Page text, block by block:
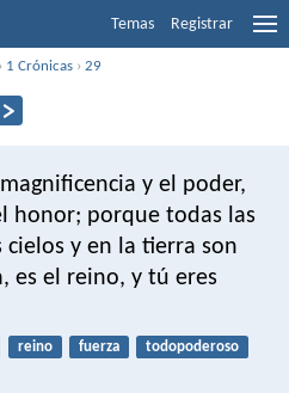
Temas Registrar
› 1 Crónicas ›29
y el poder,
honor; porque todas las
cielos y en la tierra son
es el reino, y tú eres
reino fuerza todopoderoso